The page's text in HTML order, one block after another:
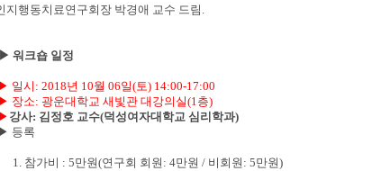
지행동치료연구회장 박경애 교수 드림
▶ 워크숍 일정
▶ 일시 : 2018년 10월 06일(토) 14:00-17:00
▶ 장소: 광운대학교 새빛관 대강의실(1층)
▶ 강사: 김정호 교수(덕성여자대학교 심리학과)
▶ 등록
1. 참가비 : 5만원(연구회 회원 : 4만원 / 비회원 : 5만원)